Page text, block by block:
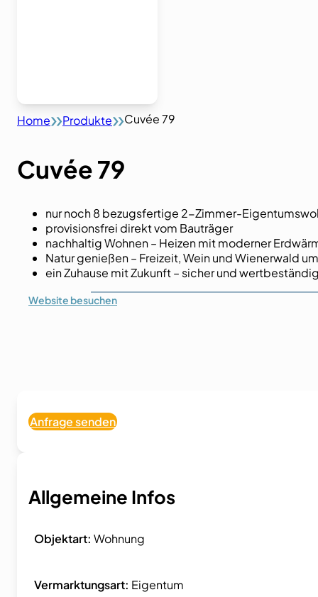
Home Produkte Cuvée 79
Cuvée 79
nur noch 8 bezugsfertige 2-Zimmer-
provisionsfrei direkt vom Bauträger
nachhaltig Wohnen – Heizen mit moderner
Natur genießen – Freizeit, Wein und Wienerwald
ein Zuhause mit Zukunft – sicher und
Website besuchen
Anfrage senden
Allgemeine Infos
Objektart: Wohnung
Vermarktungsart: Eigentum